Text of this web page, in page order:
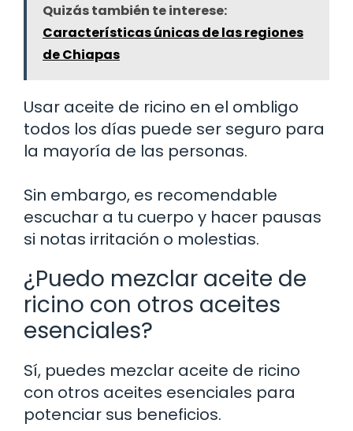
Quizás también te interese:
Características únicas de las regiones
de Chiapas
Usar aceite de ricino en el ombligo
todos los días puede ser seguro para
la mayoría de las personas.
Sin embargo, es recomendable
escuchar a tu cuerpo y hacer pausas
si notas irritación o molestias.
¿Puedo mezclar aceite de
ricino con otros aceites
esenciales?
Sí, puedes mezclar aceite de ricino
con otros aceites esenciales para
potenciar sus beneficios.